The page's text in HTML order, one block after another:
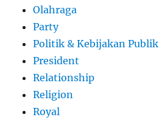
Olahraga
Party
Politik & Kebijakan Publik
President
Relationship
Religion
Royal